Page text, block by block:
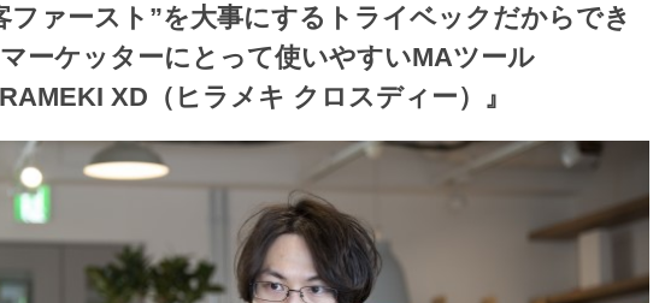
ファースト”を大事にするトライベックだからでき
ーケッターにとって使いやすいMAツール
XD（ヒラメキ クロスディー）』